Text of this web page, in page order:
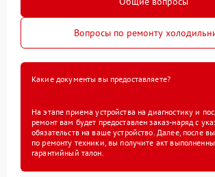
Вопросы по ремонту
Какие документы вы предоставляете?
На этапе приема устройства на диагностику и
ремонт вам будет предоставлен заказ-наряд с
обязательств на ваше устройство. Далее, после
по ремонту техники, вы получите акт
гарантийный талон.